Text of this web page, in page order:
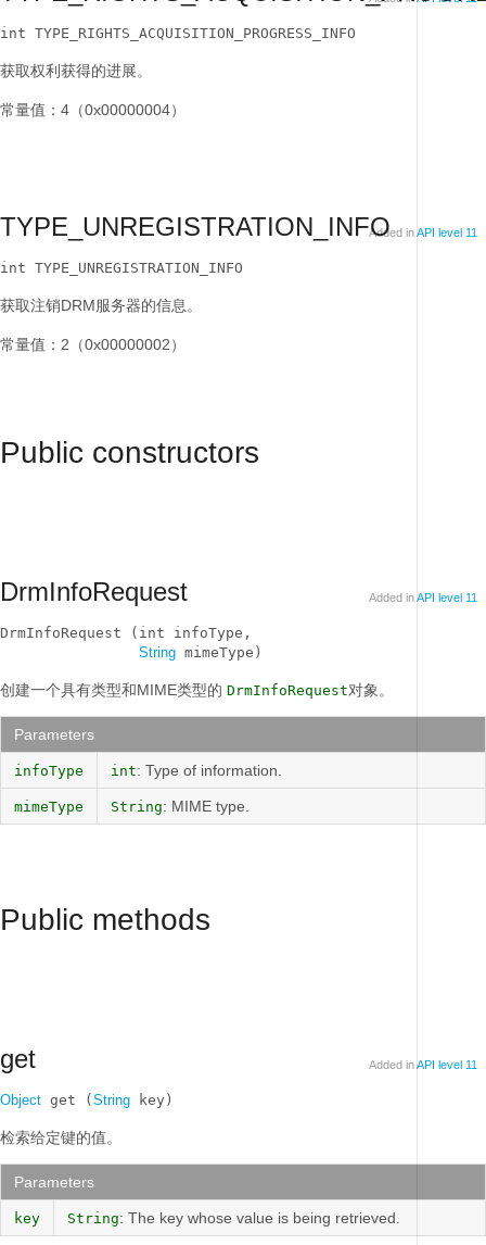
int TYPE_RIGHTS_ACQUISITION_PROGRESS_INFO
获取权利获得的进展。
常量值：4（0x00000004）
TYPE_UNREGISTRATION_INFOAdded inAPI level 11
int TYPE_UNREGISTRATION_INFO
获取注销DRM服务器的信息。
常量值：2（0x00000002）
Public constructors
DrmInfoRequest Added inAPI level 11
DrmInfoRequest (int infoType,
String mimeType)
创建一个具有类型和MIME类型的 DrmInfoRequest对象。
Parameters
infoType int: Type of information.
mimeType String: MIME type.
Public methods
get Added inAPI level 11
Object get ( String key)
检索给定键的值。
Parameters
key String: The key whose value is being retrieved.